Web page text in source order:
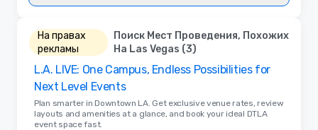
На правах
рекламы
Поиск Мест Проведения, Похожих
На Las Vegas (3)
L.A. LIVE: One Campus, Endless Possibilities for
Next Level Events
Plan smarter in Downtown LA. Get exclusive venue rates, review
layouts and amenities at a glance, and book your ideal DTLA
event space fast.